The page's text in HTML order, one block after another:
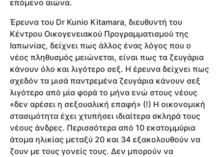
επόμενο αιώνα.
Έρευνα του Dr Kunio Kitamara, διευθυντή του
Κέντρου Οικογενειακού Προγραμματισμού της
Ιαπωνίας, δείχνει πως άλλος ένας λόγος που ο
νέος πληθυσμός μειώνεται, είναι πως τα ζευγάρια
κάνουν όλο και λιγότερο σεξ. Η έρευνα δείχνει πως
σχεδόν τα μισά παντρεμένα ζευγάρια κάνουν σεξ
λιγότερο από μία φορά το μήνα ενώ στους νέους
«δεν αρέσει η σεξουαλική επαφή» (!) Η οικονομική
στασιμότητα έχει χτυπήσει ιδιαίτερα σκληρά τους
νέους άνδρες. Περισσότερα από 10 εκατομμύρια
άτομα ηλικίας μεταξύ 20 και 34 εξακολουθούν να
ζουν με τους γονείς τους. Δεν μπορούν να